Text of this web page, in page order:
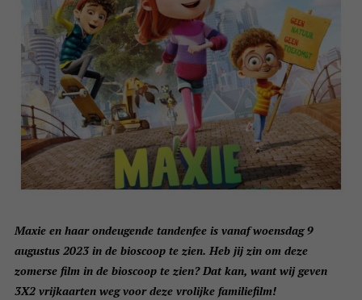
Maxie en haar ondeugende tandenfee is vanaf woensdag 9
augustus 2023 in de bioscoop te zien. Heb jij zin om deze
zomerse film in de bioscoop te zien? Dat kan, want wij geven
3X2 vrijkaarten weg voor deze vrolijke familiefilm!